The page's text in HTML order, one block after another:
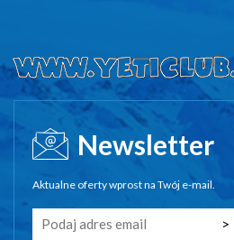
Newsletter
Aktualne oferty wprost na Twój e-mail.